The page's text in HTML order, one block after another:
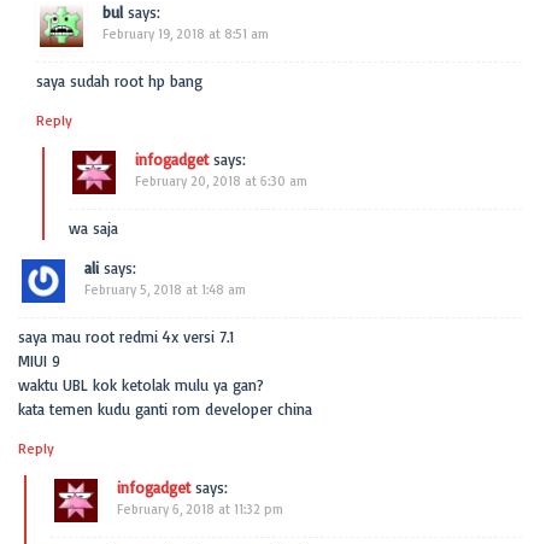
bul says:
February 19, 2018 at 8:51 am
saya sudah root hp bang
Reply
infogadget says:
February 20, 2018 at 6:30 am
wa saja
ali says:
February 5, 2018 at 1:48 am
saya mau root redmi 4x versi 7.1
MIUI 9
waktu UBL kok ketolak mulu ya gan?
kata temen kudu ganti rom developer china
Reply
infogadget says:
February 6, 2018 at 11:32 pm